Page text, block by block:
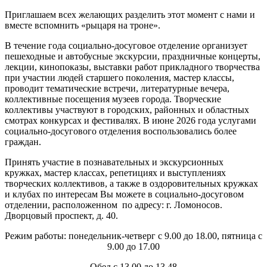
Приглашаем всех желающих разделить этот момент с нами и
вместе вспомнить «рыцаря на троне».
В течение года социально-досуговое отделение организует
пешеходные и автобусные экскурсии, праздничные концерты,
лекции, кинопоказы, выставки работ прикладного творчества
при участии людей старшего поколения, мастер классы,
проводит тематические встречи, литературные вечера,
коллективные посещения музеев города. Творческие
коллективы участвуют в городских, районных и областных
смотрах конкурсах и фестивалях. В июне 2026 года услугами
социально-досугового отделения воспользовались более
граждан.
Принять участие в познавательных и экскурсионных
кружках, мастер классах, репетициях и выступлениях
творческих коллективов, а также в оздоровительных кружках
и клубах по интересам Вы можете в социально-досуговом
отделении, расположенном по адресу: г. Ломоносов.
Дворцовый проспект, д. 40.
Режим работы: понедельник-четверг с 9.00 до 18.00, пятница с
9.00 до 17.00